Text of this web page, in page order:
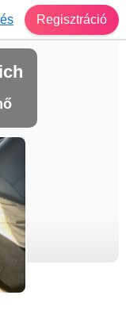
Regisztráció